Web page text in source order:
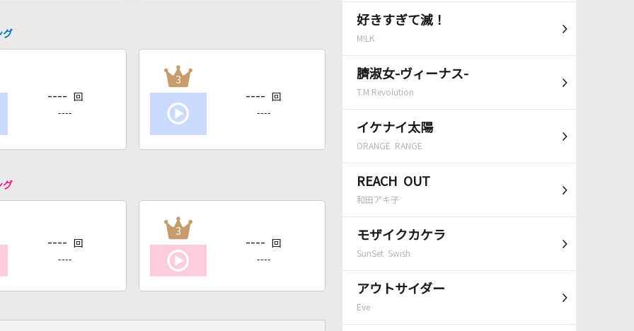
好きすぎて滅！
M!LK
臍淑女-ヴィーナス-
T.M.Revolution
イケナイ太陽
ORANGE RANGE
REACH OUT
和田アキ子
モザイクカケラ
SunSet Swish
アウトサイダー
Eve
グ
---- 回
----
3
---- 回
----
グ
---- 回
----
3
---- 回
----